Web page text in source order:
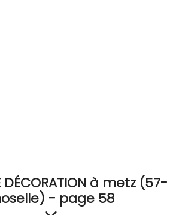
DÉCORATION à metz (57-
- page 58